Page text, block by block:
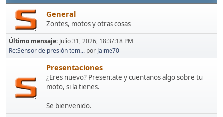
General
Zontes, motos y otras cosas
Último mensaje: Julio 31, 2026, 18:37:18 PM
Re:Sensor de presión tem... por Jaime70
Presentaciones
¿Eres nuevo? Presentate y cuentanos algo sobre tu
moto, si la tienes.
Se bienvenido.